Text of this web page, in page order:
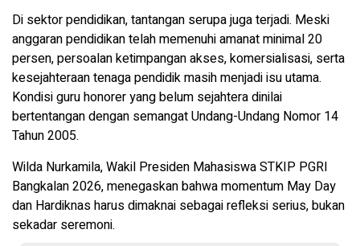
Di sektor pendidikan, tantangan serupa juga terjadi. Meski
anggaran pendidikan telah memenuhi amanat minimal 20
persen, persoalan ketimpangan akses, komersialisasi, serta
kesejahteraan tenaga pendidik masih menjadi isu utama.
Kondisi guru honorer yang belum sejahtera dinilai
bertentangan dengan semangat Undang-Undang Nomor 14
Tahun 2005.
Wilda Nurkamila, Wakil Presiden Mahasiswa STKIP PGRI
Bangkalan 2026, menegaskan bahwa momentum May Day
dan Hardiknas harus dimaknai sebagai refleksi serius, bukan
sekadar seremoni.